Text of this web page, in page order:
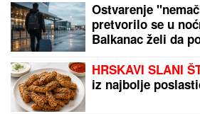
LJUDMILUPorodica ispratila
ugušio turski državljanin u Borči:
opelo na Lešću
PREPORUKA ZA VAS